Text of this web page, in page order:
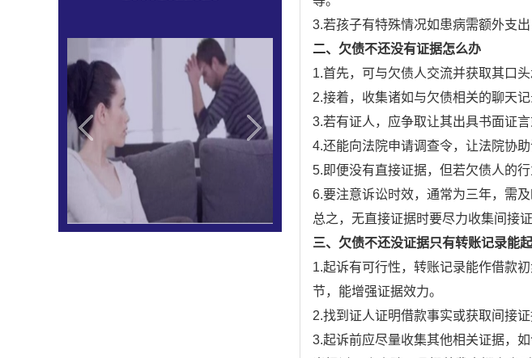
3.若孩子有特殊情况如患病需额外支
二、欠债不还没有证据怎么办
1.首先，可与欠债人交流并获取其口
2.接着，收集诸如与欠债相关的聊天
3.若有证人，应争取让其出具书面证言
4.还能向法院申请调查令，让法院协助
5.即便没有直接证据，但若欠债人的
6.要注意诉讼时效，通常为三年，需
总之，无直接证据时要尽力收集间接
三、欠债不还没证据只有转账记录能
1.起诉有可行性，转账记录能作借款
节，能增强证据效力。
2.找到证人证明借款事实或获取间接
3.起诉前应尽量收集其他相关证据，